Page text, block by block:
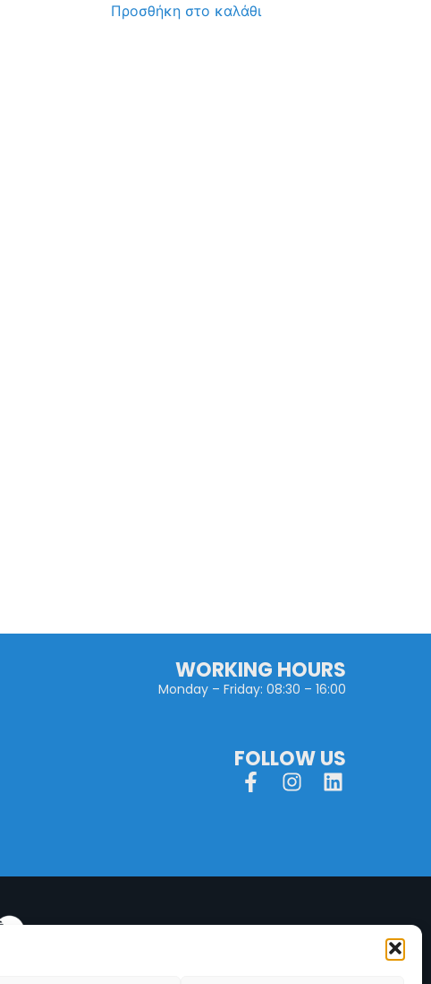
Προσθήκη στο καλάθι
WORKING HOURS
Monday – Friday: 08:30 – 16:00
FOLLOW US